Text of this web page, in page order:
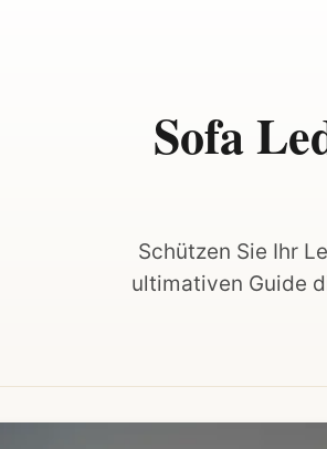
Sofa
Schützen Sie Ihr
ultimativen Guide